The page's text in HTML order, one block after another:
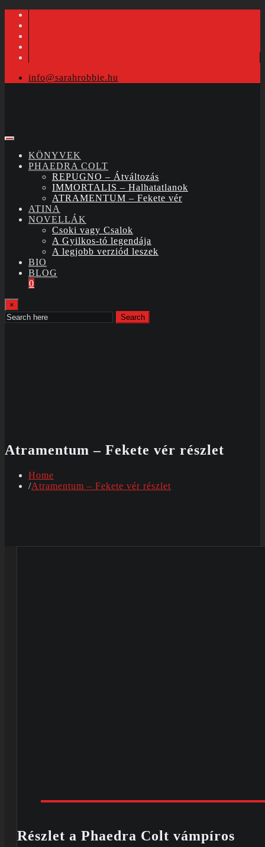
info@sarahrobbie.hu
KÖNYVEK
PHAEDRA COLT
REPUGNO – Átváltozás
IMMORTALIS – Halhatatlanok
ATRAMENTUM – Fekete vér
ATINA
NOVELLÁK
Csoki vagy Csalok
A Gyilkos-tó legendája
A legjobb verziód leszek
BIO
BLOG
0
×
Search
Atramentum – Fekete vér részlet
Home
Atramentum – Fekete vér részlet
Részlet a Phaedra Colt vámpíros